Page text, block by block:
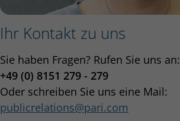
Ihr Kontakt zu uns
Sie haben Fragen? Rufen Sie uns an:
+49 (0) 8151 279 - 279
Oder schreiben Sie uns eine Mail:
publicrelations
pari.com